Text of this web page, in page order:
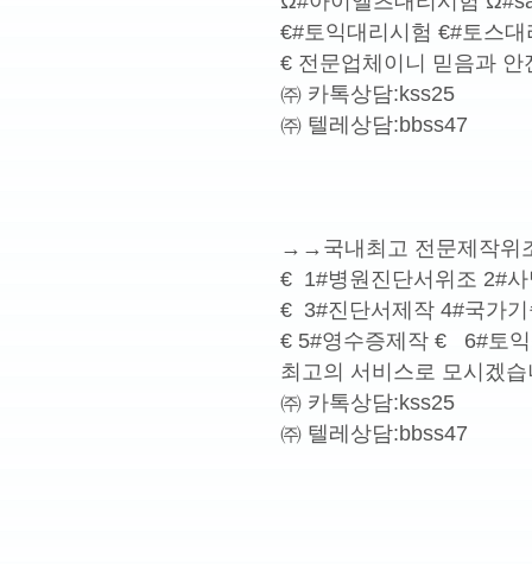
€#토익대리시험 €#토스
€ 전문업체이니 믿음과 안
㈜ 카톡상담:kss25
㈜ 텔레상담:bbss47
→→국내최고 전문제작
€ 1#병원진단서위조 2#
€ 3#진단서제작 4#국가
€ 5#영수증제작 € 6#토
최고의 서비스로 모시겠
㈜ 카톡상담:kss25
㈜ 텔레상담:bbss47